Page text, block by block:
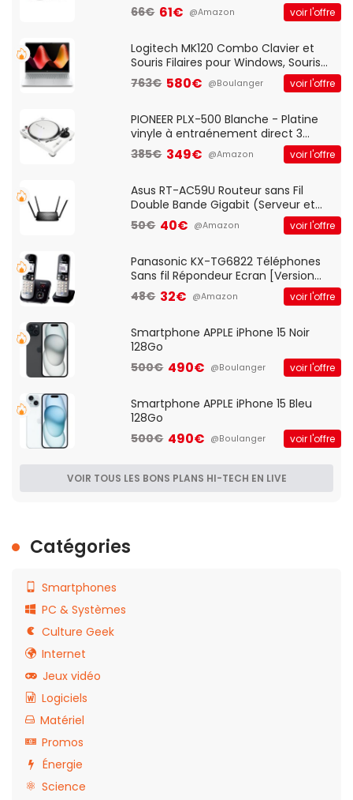
Optique Filaire, Connexion USB Plug
And Play, Confortable, Taille
QWERTY UK - Noir
66€ 61€ @Amazon voir l'offre
Logitech MK120 Combo Clavier et
Souris Filaires pour Windows, Souris
Optique Filaire, Connexion USB Plug
And Play, Confortable, Taille
QWERTY UK - Noir
763€ 580€ @Boulanger voir l'offre
PIONEER PLX-500 Blanche - Platine
vinyle à entraénement direct 3
vitesses (33-45-78 trs/min) avec
pre-ampli intégré et port USB
385€ 349€ @Amazon voir l'offre
Asus RT-AC59U Routeur sans Fil
Double Bande Gigabit (Serveur et
Client VPN, Triple Vlan, Mode Point
d'accès et Bridge, contrôle Parental,
50€ 40€ @Amazon voir l'offre
Panasonic KX-TG6822 Téléphones
Sans fil Répondeur Ecran [Version
Française]
48€ 32€ @Amazon voir l'offre
Smartphone APPLE iPhone 15 Noir
128Go
500€ 490€ @Boulanger voir l'offre
Smartphone APPLE iPhone 15 Bleu
128Go
500€ 490€ @Boulanger voir l'offre
VOIR TOUS LES BONS PLANS HI-TECH EN LIVE
Catégories
Smartphones
PC & Systèmes
Culture Geek
Internet
Jeux vidéo
Logiciels
Matériel
Promos
Énergie
Science